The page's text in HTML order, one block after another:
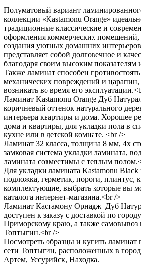
Полуматовый вариант
коллекции «Kastamonu Orange»
традиционные классические и
оформления коммерческих помещений,
создания уютных домашних
представляет собой долговечное и
благодаря своим высоким показателям
Также ламинат способен
механических повреждений и царапин,
возникать во время его
Ламинат Kastamonu Orange Дуб
коричневый оттенок натурального
интерьера квартиры и дома. Хорошее
дома и квартиры, для укладки пола в
кухне или в детской комнате. <br />
Ламинат 32 класса, толщина 8 мм, 4х
замковая система укладки ламината,
ламината совместимы с теплым
Для укладки ламината Kastamonu Black
подложка, герметик, пороги, плинтус,
комплектующие, выбрать которые вы
каталога интернет-магазина.<br />
Ламинат Кастамону Орнадж Дуб
доступен к заказу с доставкой по
Приморскому краю, а также самовывоз
Топтыгин.<br />
Посмотреть образцы и купить ламинат
сети Топтыгин, расположенных в
Артем, Уссурийск, Находка.